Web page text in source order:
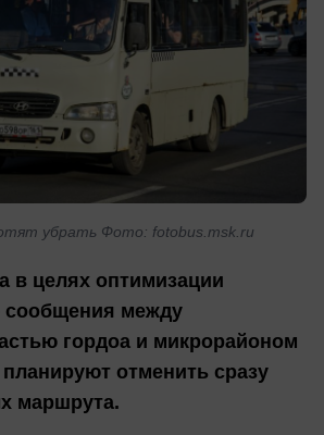
убрать Фото: fotobus.msk.ru
в целях оптимизации
сообщения между
гордоа и микрорайоном
отменить сразу
маршрута.